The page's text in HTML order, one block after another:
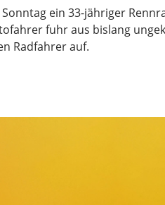
ein 33-jähriger
fuhr aus bislang
Radfahrer auf.